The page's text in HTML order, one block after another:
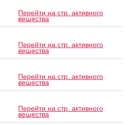
Перейти на стр. активного
вещества
Перейти на стр. активного
вещества
Перейти на стр. активного
вещества
Перейти на стр. активного
вещества